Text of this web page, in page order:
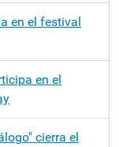
en el festival
en el
cierra el